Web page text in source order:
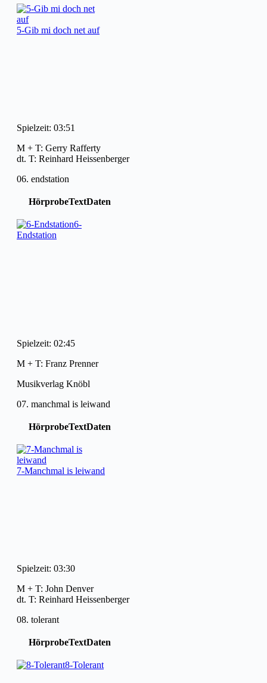
5-Gib mi doch net auf
Spielzeit: 03:51
M + T: Gerry Rafferty
dt. T: Reinhard Heissenberger
06. endstation
HörprobeTextDaten
6-
Endstation
Spielzeit: 02:45
M + T: Franz Prenner
Musikverlag Knöbl
07. manchmal is leiwand
HörprobeTextDaten
7-Manchmal is leiwand
Spielzeit: 03:30
M + T: John Denver
dt. T: Reinhard Heissenberger
08. tolerant
HörprobeTextDaten
8-Tolerant